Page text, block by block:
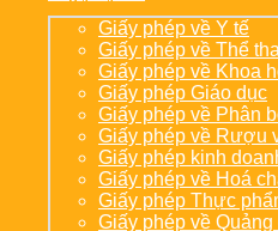
Giấy phép về Y tế
Giấy phép về Thể
Giấy phép về Khoa
Giấy phép Giáo dục
Giấy phép về Phân
Giấy phép về Rượu
Giấy phép kinh
Giấy phép về Hoá
Giấy phép Thực
Giấy phép về Quảng